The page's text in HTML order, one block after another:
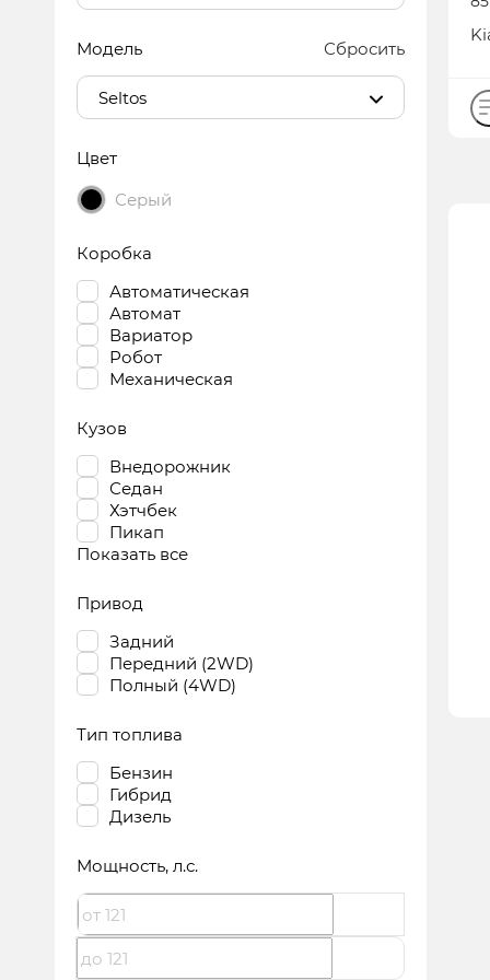
Модель Сбросить
Seltos
Цвет
Серый
Коробка
Автоматическая
Автомат
Вариатор
Робот
Механическая
Кузов
Внедорожник
Седан
Хэтчбек
Пикап
Показать все
Привод
Задний
Передний (2WD)
Полный (4WD)
Тип топлива
Бензин
Гибрид
Дизель
Мощность, л.с.